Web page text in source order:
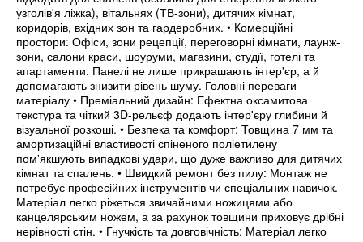
узголів'я ліжка), вітальнях (ТВ-зони), дитячих кімнат,
коридорів, вхідних зон та гардеробних. • Комерційні
простори: Офіси, зони рецепції, переговорні кімнати, лаунж-
зони, салони краси, шоуруми, магазини, студії, готелі та
апартаменти. Панелі не лише прикрашають інтер'єр, а й
допомагають знизити рівень шуму. Головні переваги
матеріалу • Преміальний дизайн: Ефектна оксамитова
текстура та чіткий 3D-рельєф додають інтер'єру глибини й
візуальної розкоші. • Безпека та комфорт: Товщина 7 мм та
амортизаційні властивості спіненого поліетилену
пом'якшують випадкові удари, що дуже важливо для дитячих
кімнат та спалень. • Швидкий ремонт без пилу: Монтаж не
потребує професійних інструментів чи спеціальних навичок.
Матеріал легко ріжеться звичайними ножицями або
канцелярським ножем, а за рахунок товщини приховує дрібні
нерівності стін. • Гнучкість та довговічність: Матеріал легко